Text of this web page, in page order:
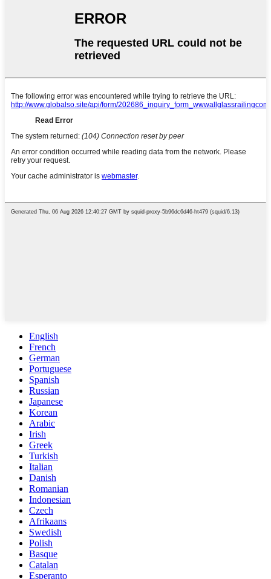
English
French
German
Portuguese
Spanish
Russian
Japanese
Korean
Arabic
Irish
Greek
Turkish
Italian
Danish
Romanian
Indonesian
Czech
Afrikaans
Swedish
Polish
Basque
Catalan
Esperanto